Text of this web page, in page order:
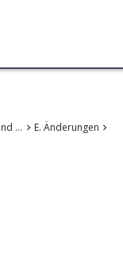
II. Patentanmeldung und Änderungen
E. Änderungen